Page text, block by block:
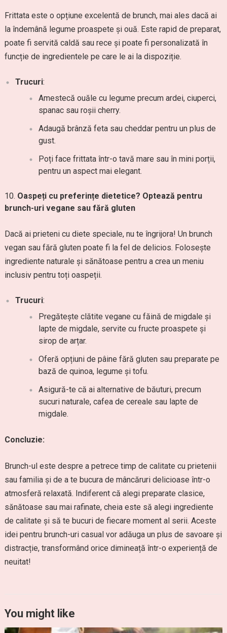
Frittata este o opțiune excelentă de brunch, mai ales dacă ai
la îndemână legume proaspete și ouă. Este rapid de preparat,
poate fi servită caldă sau rece și poate fi personalizată în
funcție de ingredientele pe care le ai la dispoziție.
Trucuri:
Amestecă ouăle cu legume precum ardei, ciuperci,
spanac sau roșii cherry.
Adaugă brânză feta sau cheddar pentru un plus de
gust.
Poți face frittata într-o tavă mare sau în mini porții,
pentru un aspect mai elegant.
Oaspeți cu preferințe dietetice? Optează pentru
brunch-uri vegane sau fără gluten
Dacă ai prieteni cu diete speciale, nu te îngrijora! Un brunch
vegan sau fără gluten poate fi la fel de delicios. Folosește
ingrediente naturale și sănătoase pentru a crea un meniu
inclusiv pentru toți oaspeții.
Trucuri:
Pregătește clătite vegane cu făină de migdale și
lapte de migdale, servite cu fructe proaspete și
sirop de arțar.
Oferă opțiuni de pâine fără gluten sau preparate pe
bază de quinoa, legume și tofu.
Asigură-te că ai alternative de băuturi, precum
sucuri naturale, cafea de cereale sau lapte de
migdale.
Concluzie:
Brunch-ul este despre a petrece timp de calitate cu prietenii
sau familia și de a te bucura de mâncăruri delicioase într-o
atmosferă relaxată. Indiferent că alegi preparate clasice,
sănătoase sau mai rafinate, cheia este să alegi ingrediente
de calitate și să te bucuri de fiecare moment al serii. Aceste
idei pentru brunch-uri casual vor adăuga un plus de savoare și
distracție, transformând orice dimineață într-o experiență de
neuitat!
You might like